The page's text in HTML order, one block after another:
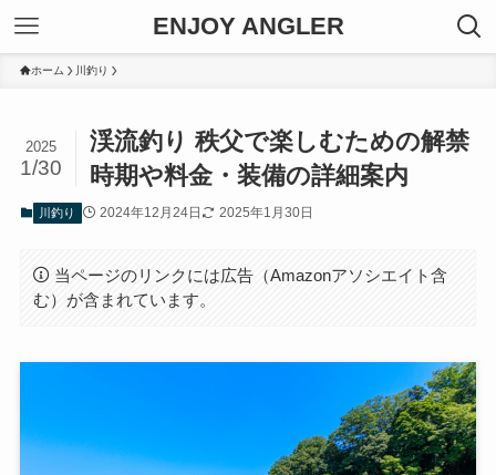
ENJOY ANGLER
ホーム 川釣り
渓流釣り 秩父で楽しむための解禁
時期や料金・装備の詳細案内
2025
1/30
川釣り 2024年12月24日 2025年1月30日
当ページのリンクには広告（Amazonアソシエイト含
む）が含まれています。